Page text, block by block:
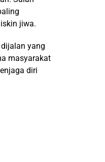
jiwa.
yang
masyarakat
diri